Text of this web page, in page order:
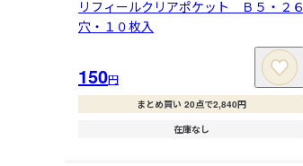
リフィールクリアポケット Ｂ５・２６
穴・１０枚入
150円
まとめ買い 20点で2,840円
在庫なし